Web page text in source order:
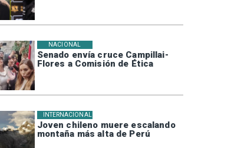
Senado envía cruce Campillai-
Flores a Comisión de Ética
NACIONAL
Joven chileno muere escalando
montaña más alta de Perú
INTERNACIONAL